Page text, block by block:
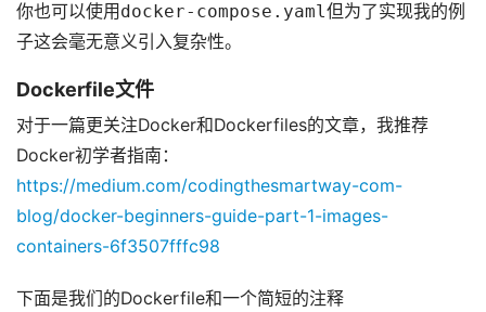
你也可以使用 docker-compose.yaml但为了实现我的例
子这会毫无意义引入复杂性。
Dockerfile文件
对于一篇更关注Docker和Dockerfiles的文章，我推荐
Docker初学者指南：
https://medium.com/codingthesmartway-com-
blog/docker-beginners-guide-part-1-images-
containers-6f3507fffc98
下面是我们的Dockerfile和一个简短的注释